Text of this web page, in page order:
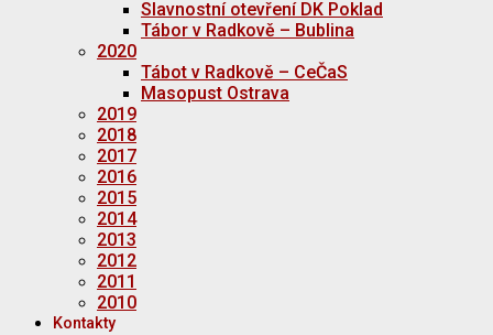
Slavnostní otevření DK Poklad
Tábor v Radkově – Bublina
2020
Tábot v Radkově – CeČaS
Masopust Ostrava
2019
2018
2017
2016
2015
2014
2013
2012
2011
2010
Kontakty